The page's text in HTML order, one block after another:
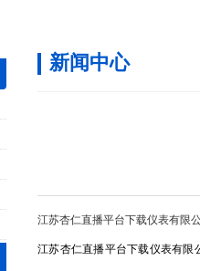
新闻中心
江苏杏仁直播平台下载仪表有限公司
江苏杏仁直播平台下载仪表有限公司